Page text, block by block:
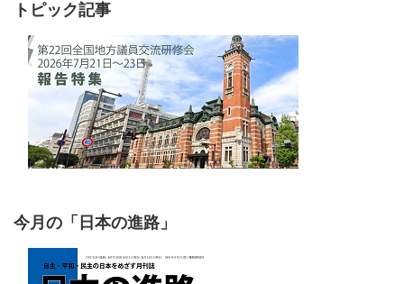
トピック記事
今月の「日本の進路」